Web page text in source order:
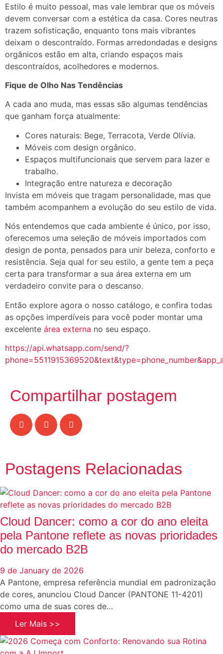
Estilo é muito pessoal, mas vale lembrar que os móveis
devem conversar com a estética da casa. Cores neutras
trazem sofisticação, enquanto tons mais vibrantes
deixam o descontraído. Formas arredondadas e designs
orgânicos estão em alta, criando espaços mais
descontraídos, acolhedores e modernos.
Fique de Olho Nas Tendências
A cada ano muda, mas essas são algumas tendências
que ganham força atualmente:
Cores naturais: Bege, Terracota, Verde Olívia.
Móveis com design orgânico.
Espaços multifuncionais que servem para lazer e
trabalho.
Integração entre natureza e decoração
Invista em móveis que tragam personalidade, mas que
também acompanhem a evolução do seu estilo de vida.
Nós entendemos que cada ambiente é único, por isso,
oferecemos uma seleção de móveis importados com
design de ponta, pensados para unir beleza, conforto e
resistência. Seja qual for seu estilo, a gente tem a peça
certa para transformar a sua área externa em um
verdadeiro convite para o descanso.
Então explore agora o nosso catálogo, e confira todas
as opções imperdíveis para você poder montar uma
excelente área externa no seu espaço.
https://api.whatsapp.com/send/?
Compartilhar postagem
Postagens Relacionadas
Cloud Dancer: como a cor do ano eleita
pela Pantone reflete as novas prioridades
do mercado B2B
9 de January de 2026
A Pantone, empresa referência mundial em padronização
de cores, anunciou Cloud Dancer (PANTONE 11-4201)
como uma de suas cores de…
Ler Mais >>